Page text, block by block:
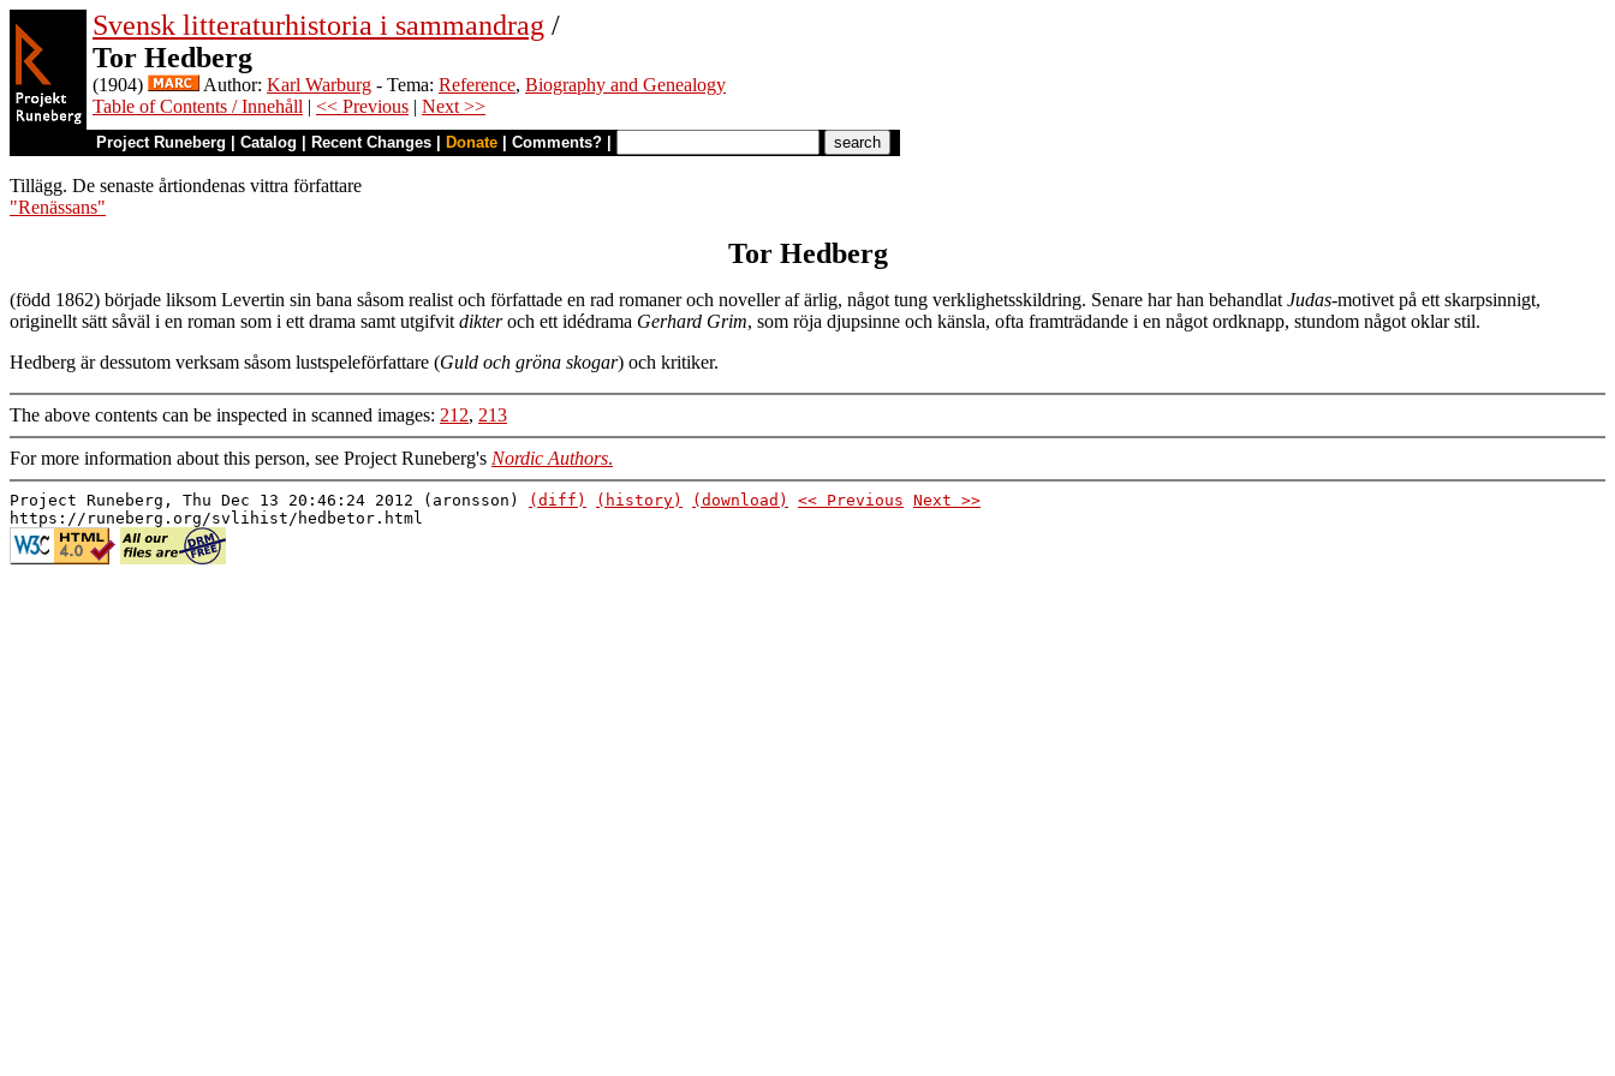
Svensk litteraturhistoria i sammandrag /
Tor Hedberg
(1904) Author: Karl Warburg - Tema: Reference, Biography and Genealogy
Table of Contents / Innehåll | << Previous | Next >>
Project Runeberg Catalog Recent Changes Donate Comments?
Tillägg. De senaste årtiondenas vittra författare
"Renässans"
Tor Hedberg
(född 1862) började liksom Levertin sin bana såsom realist och författade en rad romaner och noveller af ärlig, något tung verklighetsskildring. Senare har han behandlat Judas-motivet på ett skarpsinnigt,
originellt sätt såväl i en roman som i ett drama samt utgifvit dikteroch ett idédrama Gerhard Grim, som röja djupsinne och känsla, ofta framträdande i en något ordknapp, stundom något oklar stil.
Hedberg är dessutom verksam såsom lustspeleförfattare (Guld och gröna skogar) och kritiker.
The above contents can be inspected in scanned images: 212, 213
For more information about this person, see Project Runeberg's Nordic Authors.
Project Runeberg, Thu Dec 13 20:46:24 2012 (aronsson) (diff) (history) (download) << Previous Next >>
https://runeberg.org/svlihist/hedbetor.html